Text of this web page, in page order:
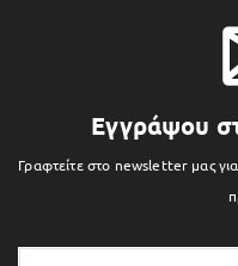
Εγγράψου
Γραφτείτε στο newsletter μας